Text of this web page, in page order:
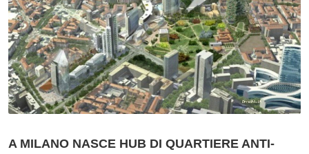
A MILANO NASCE HUB DI QUARTIERE ANTI-